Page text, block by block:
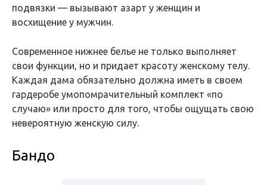
подвязки — вызывают азарт у женщин и
восхищение у мужчин.
Современное нижнее белье не только выполняет
свои функции, но и придает красоту женскому телу.
Каждая дама обязательно должна иметь в своем
гардеробе умопомрачительный комплект «по
случаю» или просто для того, чтобы ощущать свою
невероятную женскую силу.
Бандо